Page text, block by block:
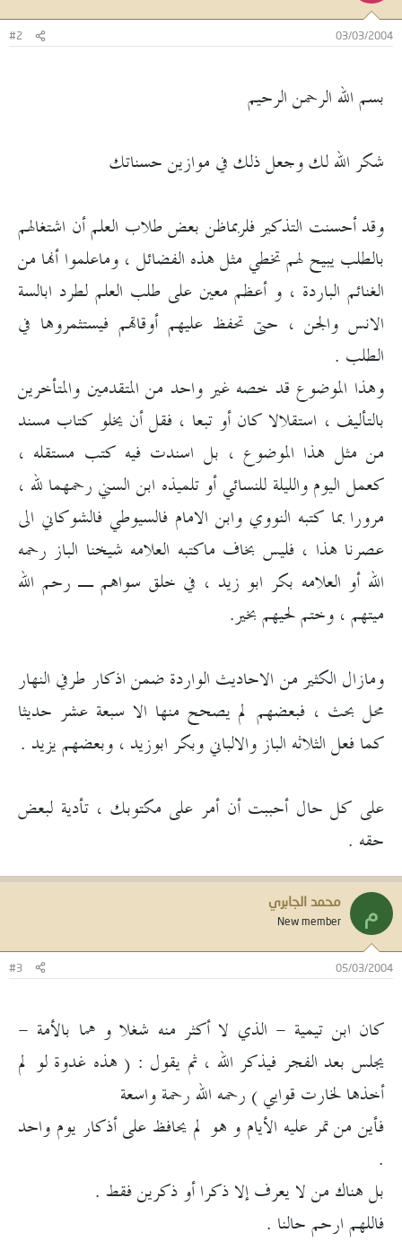
03/03/2004
#2
بسم الله الرحمن الرحيم
شكر الله لك وجعل ذلك في موازين حسناتك
وقد أحسنت التذكير فلربماظن بعض طلاب العلم أن اشتغالهم
بالطلب يبيح لهم تخطي مثل هذه الفضائل ، وماعلموا أنها من
الغنائم الباردة ، و أعظم معين على طلب العلم لطرد ابالسة
الانس والجن ، حتى تحفظ عليهم أوقاتهم فيستثمروها في
الطلب .
وهذا الموضوع قد خصه غير واحد من المتقدمين والمتأخرين
بالتأليف ، استقلالا كان أو تبعا ، فقل أن يخلو كتاب مسند
من مثل هذا الموضوع ، بل اسندت فيه كتب مستقله ،
كعمل اليوم والليلة للنسائي أو تلميذه ابن السني رحمهما لله ،
مرورا بما كتبه النووي وابن الامام فالسيوطي فالشوكاني الى
عصرنا هذا ، فليس بخاف ماكتبه العلامه شيخنا الباز رحمه
الله أو العلامه بكر ابو زيد ، في خلق سواهم ـ رحم الله
ميتهم ، وختم لحيهم بخير.
ومازال الكثير من الاحاديث الواردة ضمن اذكار طرفي النهار
محل بحث ، فبعضهم لم يصحح منها الا سبعة عشر حديثا
كما فعل الثلاثه الباز والالباني وبكر ابوزيد ، وبعضهم يزيد .
على كل حال أحببت أن أمر على مكتوبك ، تأدية لبعض
حقه .
م محمد الجابري
New member
05/03/2004
#3
كان ابن تيمية - الذي لا أكثر منه شغلا و هما بالأمة -
يجلس بعد الفجر فيذكر الله ، ثم يقول : ( هذه غدوة لو لم
أخذها لخارت قوايي ) رحمه الله رحمة واسعة
فأين من تمر عليه الأيام و هو لم يحافظ على أذكار يوم واحد
.
بل هناك من لا يعرف إلا ذكرا أو ذكرين فقط .
فاللهم ارحم حالنا .